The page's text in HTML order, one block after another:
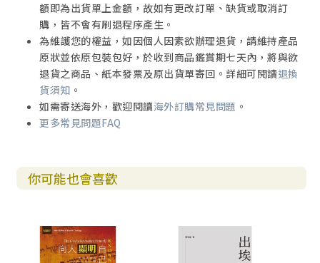
額即為出貨單上金額，故如有更改訂單、缺貨或取消訂
購，皆不會有刷退程序產生。
為維護您的權益，如因個人因素欲辦理退貨，請維持產品
原狀並依原包裝包好，於收到商品鑑賞期七天內，將與欲
退貨之商品、紙本發票及原出貨單寄回。詳細可閱讀退換
貨須知 。
如需寄送海外，歡迎閱讀海外訂購常見問題 。
更多常見問題FAQ
你可能也會喜歡